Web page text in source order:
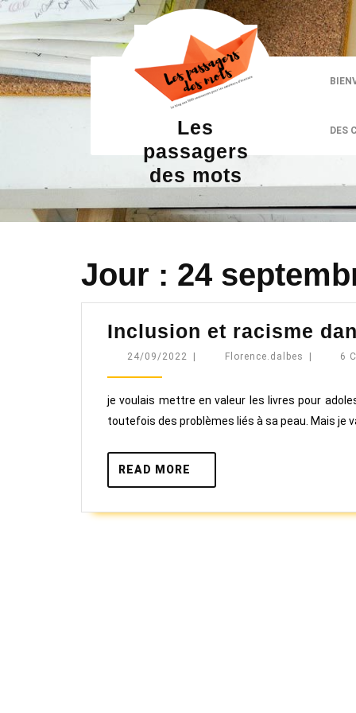
Skip
to
content
Les
passagers
des mots
DES
Jour : 24
Inclusion et racisme
24/09/2022 24/09/2022Florence.dalbes 6
je voulais mettre en valeur les livres pour
toutefois des problèmes liés à sa peau. Mais je
READ MORE
MORE